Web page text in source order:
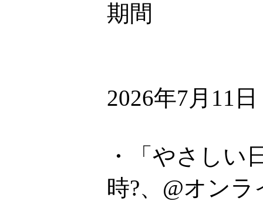
期間
2026年7月11
・「やさしい
時?、@オン